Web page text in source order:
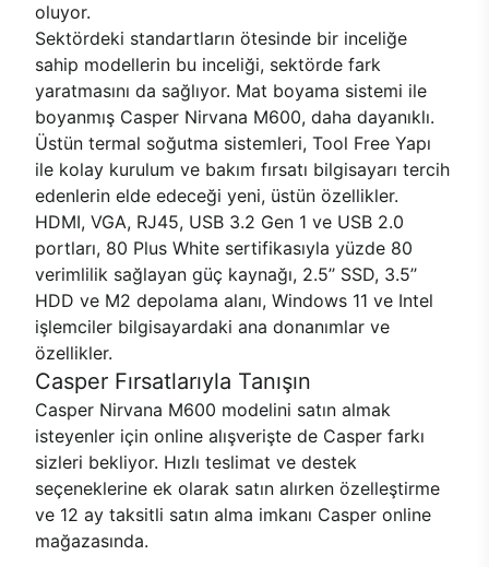
oluyor.
Sektördeki standartların ötesinde bir inceliğe
sahip modellerin bu inceliği, sektörde fark
yaratmasını da sağlıyor. Mat boyama sistemi ile
boyanmış Casper Nirvana M600, daha dayanıklı.
Üstün termal soğutma sistemleri, Tool Free Yapı
ile kolay kurulum ve bakım fırsatı bilgisayarı tercih
edenlerin elde edeceği yeni, üstün özellikler.
HDMI, VGA, RJ45, USB 3.2 Gen 1 ve USB 2.0
portları, 80 Plus White sertifikasıyla yüzde 80
verimlilik sağlayan güç kaynağı, 2.5’’ SSD, 3.5’’
HDD ve M2 depolama alanı, Windows 11 ve Intel
işlemciler bilgisayardaki ana donanımlar ve
özellikler.
Casper Fırsatlarıyla Tanışın
Casper Nirvana M600 modelini satın almak
isteyenler için online alışverişte de Casper farkı
sizleri bekliyor. Hızlı teslimat ve destek
seçeneklerine ek olarak satın alırken özelleştirme
ve 12 ay taksitli satın alma imkanı Casper online
mağazasında.